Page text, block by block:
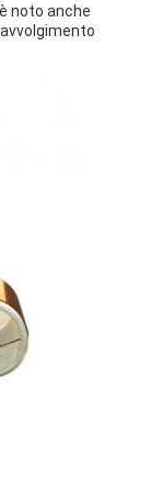
noto anche